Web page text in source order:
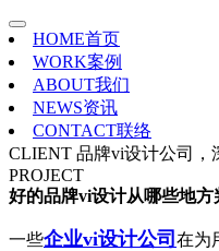
HOME首页
WORK案例
ABOUT我们
NEWS资讯
CONTACT联络
CLIENT 品牌vi设计公司，
PROJECT
好的品牌vi设计从哪些地方
一些企业vi设计公司 在为